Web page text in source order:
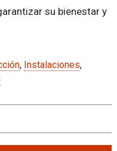
su bienestar y
, Instalaciones,